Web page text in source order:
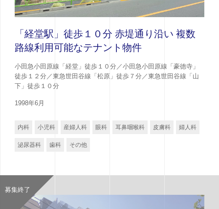
「経堂駅」徒歩１０分 赤堤通り沿い 複数
路線利用可能なテナント物件
小田急小田原線「経堂」徒歩１０分／小田急小田原線「豪徳寺」
徒歩１２分／東急世田谷線「松原」徒歩７分／東急世田谷線「山
下」徒歩１０分
1998年6月
内科 小児科 産婦人科 眼科 耳鼻咽喉科 皮膚科 婦人科
泌尿器科 歯科 その他
募集終了